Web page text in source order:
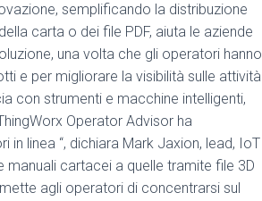
semplificando la distribuzione
carta o dei file PDF, aiuta le aziende
una volta che gli operatori hanno
e per migliorare la visibilità sulle attività
con strumenti e macchine intelligenti,
Operator Advisor ha
linea “, dichiara Mark Jaxion, lead, IoT
manuali cartacei a quelle tramite file 3D
agli operatori di concentrarsi sul